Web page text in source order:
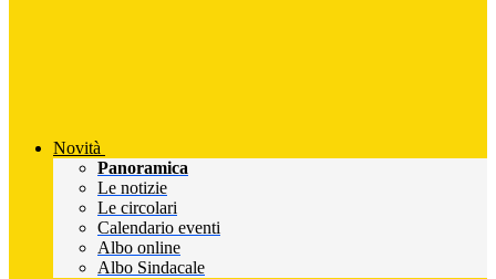
Novità
Panoramica
Le notizie
Le circolari
Calendario eventi
Albo online
Albo Sindacale